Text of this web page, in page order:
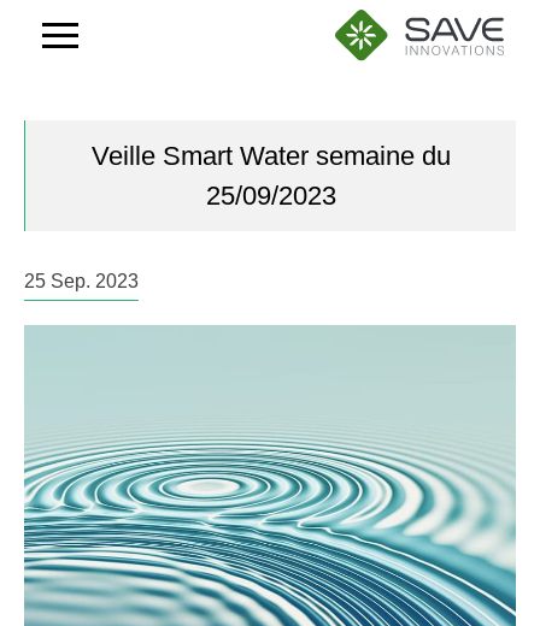
Veille Smart Water semaine du
25/09/2023
25 Sep. 2023